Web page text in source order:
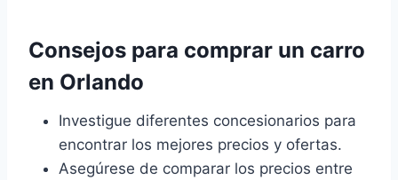
Consejos para comprar un carro
en Orlando
Investigue diferentes concesionarios para
encontrar los mejores precios y ofertas.
Asegúrese de comparar los precios entre